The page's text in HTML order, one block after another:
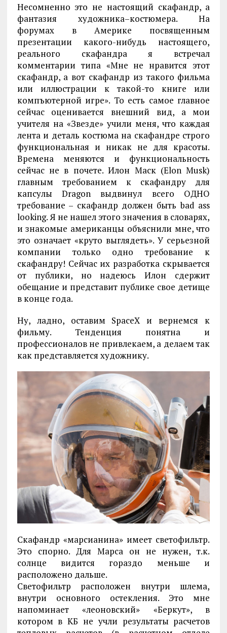
Несомненно это не настоящий скафандр, а
фантазия художника–костюмера. На
форумах в Америке посвященным
презентации какого-нибудь настоящего,
реального скафандра я встречал
комментарии типа «Мне не нравится этот
скафандр, а вот скафандр из такого фильма
или иллюстрации к такой-то книге или
компъютерной игре». То есть самое главное
сейчас оценивается внешний вид, а мои
учителя на «Звезде» учили меня, что каждая
лента и деталь костюма на скафандре строго
функциональная и никак не для красоты.
Времена меняются и функциональность
сейчас не в почете. Илон Маск (Elon Musk)
главным требованием к скафандру для
капсулы Dragon выдвинул всего ОДНО
требование – скафандр должен быть bad ass
looking. Я не нашел этого значения в словарях,
и знакомые американцы объяснили мне, что
это означает «круто выглядеть». У серьезной
компании только одно требование к
скафандру! Сейчас их разработка скрывается
от публики, но надеюсь Илон сдержит
обещание и представит публике свое детище
в конце года.
Ну, ладно, оставим SpaceX и вернемся к
фильму. Тенденция понятна и
профессионалов не привлекаем, а делаем так
как представляется художнику.
Скафандр «марсианина» имеет светофильтр.
Это спорно. Для Марса он не нужен, т.к.
солнце видится гораздо меньше и
расположено дальше.
Светофильтр расположен внутри шлема,
внутри основного остекления. Это мне
напоминает «леоновский» «Беркут», в
котором в КБ не учли результаты расчетов